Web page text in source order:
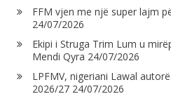
FFM vjen me një super lajm
24/07/2026
Ekipi i Struga Trim Lum u
Mendi Qyra 24/07/2026
LPFMV, nigeriani Lawal
2026/27 24/07/2026